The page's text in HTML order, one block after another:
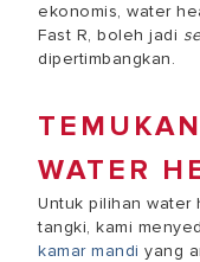
ekonomis, water
Fast R, boleh jadi
dipertimbangkan.
WATER
Untuk pilihan water
tangki, kami
kamar mandi yang